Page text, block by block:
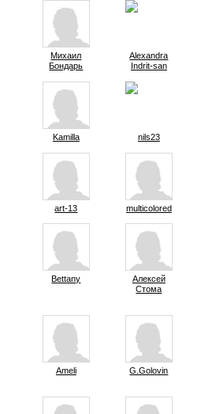
Михаил
Бондарь
Alexandra
Indrit-san
Kamilla nils23
art-13 multicolored
Bettany
Алексей
Стома
Ameli G.Golovin